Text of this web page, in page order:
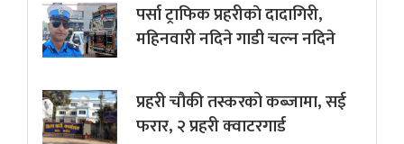
पर्सा ट्राफिक प्रहरीकाे दादागिरी,
महिनवारी नदिने गाडी चल्न नदिने
प्रहरी चौकी तस्करको कब्जामा, सई
फरार, २ प्रहरी क्वाटरगार्ड